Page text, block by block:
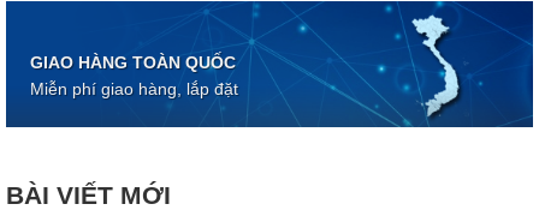
GIAO HÀNG TOÀN QUỐC
Miễn phí giao hàng, lắp đặt
BÀI VIẾT MỚI